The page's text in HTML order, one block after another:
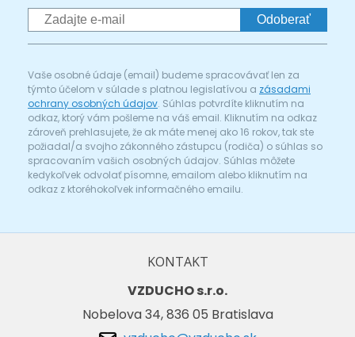
Odoberať
Vaše osobné údaje (email) budeme spracovávať len za
týmto účelom v súlade s platnou legislatívou a zásadami
ochrany osobných údajov. Súhlas potvrdíte kliknutím na
odkaz, ktorý vám pošleme na váš email. Kliknutím na odkaz
zároveň prehlasujete, že ak máte menej ako 16 rokov, tak ste
požiadal/a svojho zákonného zástupcu (rodiča) o súhlas so
spracovaním vašich osobných údajov. Súhlas môžete
kedykoľvek odvolať písomne, emailom alebo kliknutím na
odkaz z ktoréhokoľvek informačného emailu.
KONTAKT
VZDUCHO s.r.o.
Nobelova 34, 836 05 Bratislava